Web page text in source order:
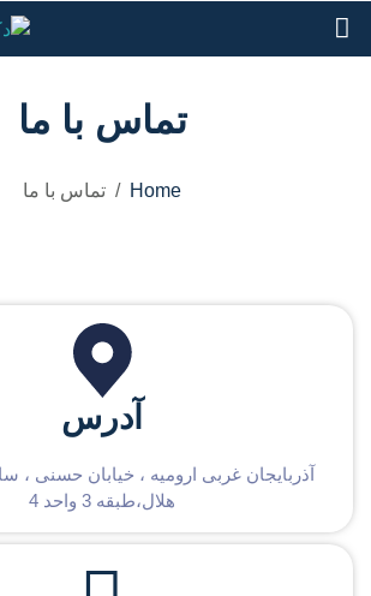
تماس با ما
Home تماس با ما
آدرس
آذربایجان غربی ارومیه ، خیابان حسنی ،
هلال،طبقه 3 واحد 4